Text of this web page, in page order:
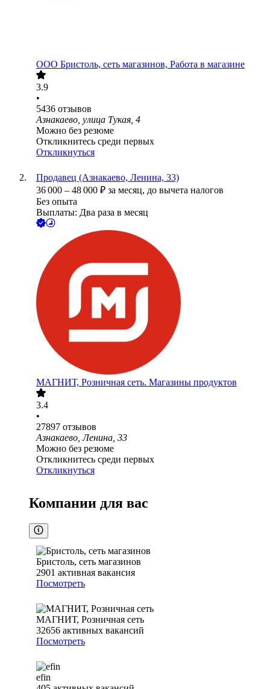
ООО Бристоль, сеть магазинов, Работа в магазине
3.9
•
5436 отзывов
Азнакаево, улица Тукая, 4
Можно без резюме
Откликнитесь среди первых
Откликнуться
Продавец (Азнакаево, Ленина, 33)
36 000 – 48 000 ₽ за месяц, до вычета налогов
Без опыта
Выплаты: Два раза в месяц
МАГНИТ, Розничная сеть. Магазины продуктов
3.4
•
27897 отзывов
Азнакаево, Ленина, 33
Можно без резюме
Откликнитесь среди первых
Откликнуться
Компании для вас
Бристоль, сеть магазинов
2901 активная вакансия
Посмотреть
МАГНИТ, Розничная сеть
32656 активных вакансий
Посмотреть
efin